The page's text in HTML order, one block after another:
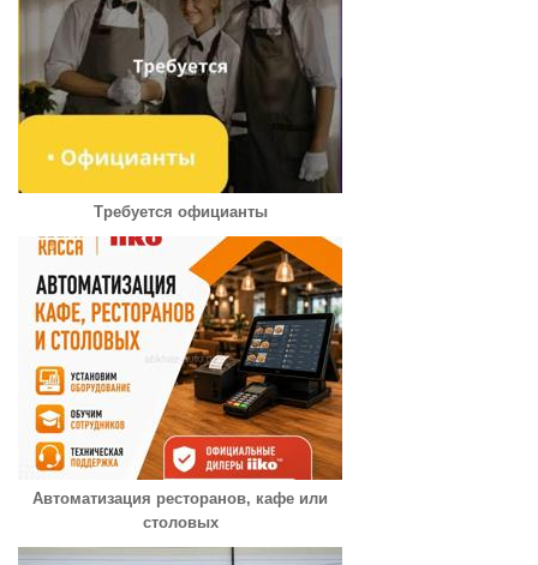
Требуется официанты
Автоматизация ресторанов, кафе или
столовых